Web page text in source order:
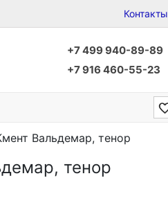
Контакты
+7 499 940-89-89
+7 916 460-55-23
Вальдемар, тенор
тенор